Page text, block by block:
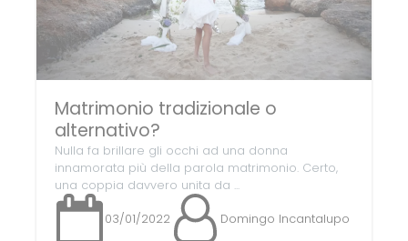
Matrimonio tradizionale o
alternativo?
Nulla fa brillare gli occhi ad una donna
innamorata più della parola matrimonio. Certo,
una coppia davvero unita da ...
03/01/2022 Domingo Incantalupo